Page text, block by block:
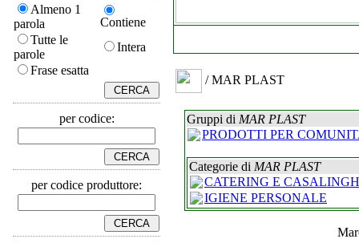
Almeno 1
parola
Contiene
Tutte le
parole
Intera
Frase esatta
per codice:
per codice produttore:
/ MAR PLAST
Gruppi di MAR PLAST
PRODOTTI PER
Categorie di MAR PLAST
CATERING E
IGIENE PERSONALE